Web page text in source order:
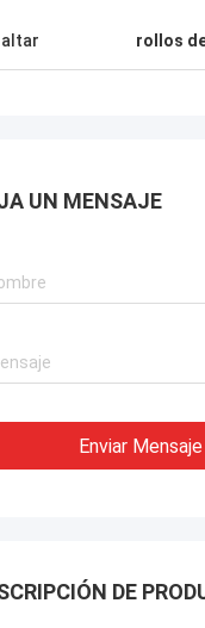
rollos
UN MENSAJE
Enviar Mensaje
DE